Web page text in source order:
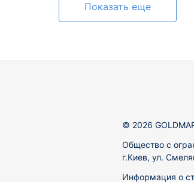
Показать еще
© 2026
Общество с
г.Киев, ул.
Информация о